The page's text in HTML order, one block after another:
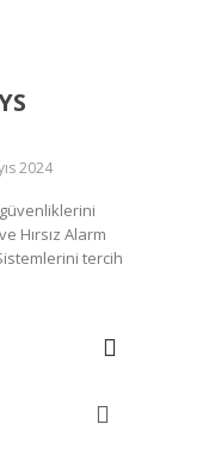
2024
Hırsız Alarm
tercih